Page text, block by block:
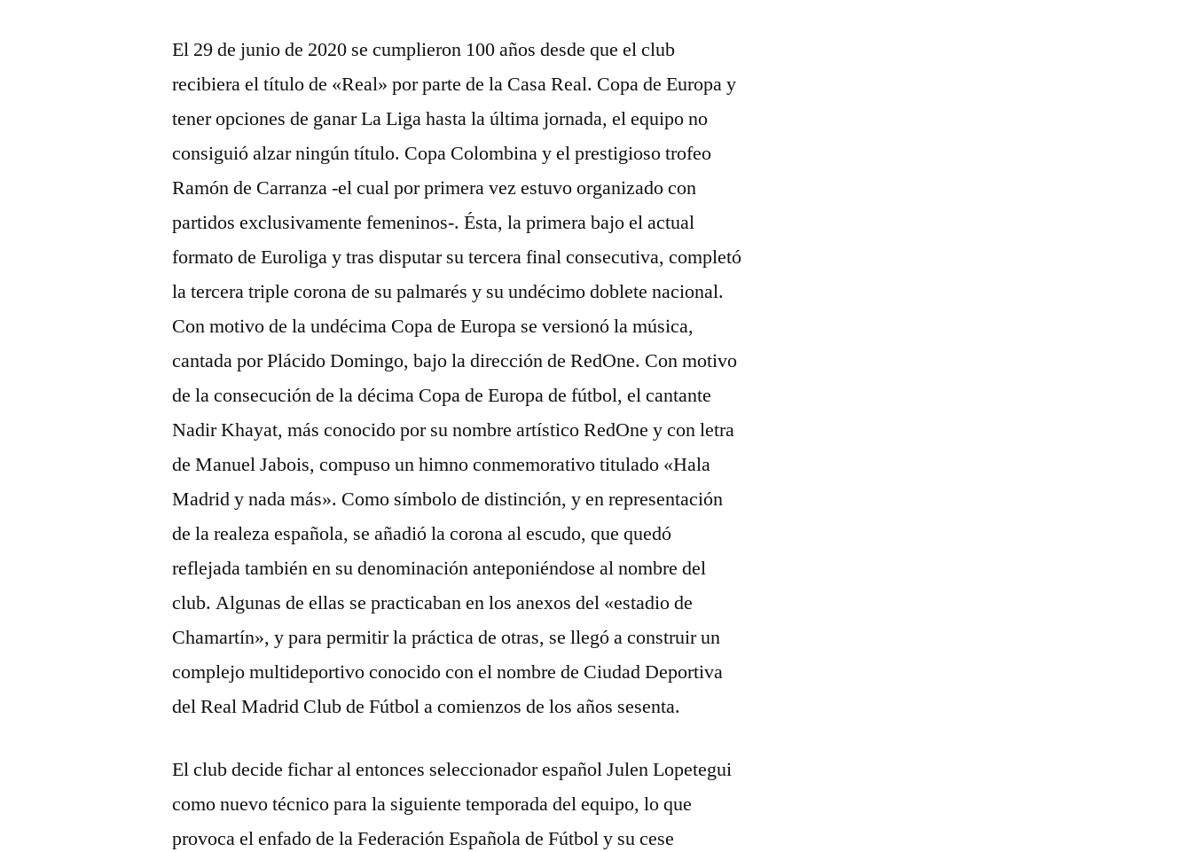
El 29 de junio de 2020 se cumplieron 100 años desde que el club
recibiera el título de «Real» por parte de la Casa Real. Copa de Europa y
tener opciones de ganar La Liga hasta la última jornada, el equipo no
consiguió alzar ningún título. Copa Colombina y el prestigioso trofeo
Ramón de Carranza -el cual por primera vez estuvo organizado con
partidos exclusivamente femeninos-. Ésta, la primera bajo el actual
formato de Euroliga y tras disputar su tercera final consecutiva, completó
la tercera triple corona de su palmarés y su undécimo doblete nacional.
Con motivo de la undécima Copa de Europa se versionó la música,
cantada por Plácido Domingo, bajo la dirección de RedOne. Con motivo
de la consecución de la décima Copa de Europa de fútbol, el cantante
Nadir Khayat, más conocido por su nombre artístico RedOne y con letra
de Manuel Jabois, compuso un himno conmemorativo titulado «Hala
Madrid y nada más». Como símbolo de distinción, y en representación
de la realeza española, se añadió la corona al escudo, que quedó
reflejada también en su denominación anteponiéndose al nombre del
club. Algunas de ellas se practicaban en los anexos del «estadio de
Chamartín», y para permitir la práctica de otras, se llegó a construir un
complejo multideportivo conocido con el nombre de Ciudad Deportiva
del Real Madrid Club de Fútbol a comienzos de los años sesenta.
El club decide fichar al entonces seleccionador español Julen Lopetegui
como nuevo técnico para la siguiente temporada del equipo, lo que
provoca el enfado de la Federación Española de Fútbol y su cese